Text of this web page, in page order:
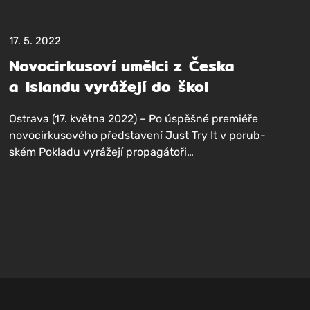
17. 5. 2022
Novocirkusoví umělci z Česka
a Islandu vyrážejí do škol
Ost­ra­va (17. květ­na 2022) – Po úspěš­né pre­mi­é­ře
novo­cir­ku­so­vé­ho před­sta­ve­ní Just Try It v porub­
ském Pokla­du vyrá­že­jí propagátoři…